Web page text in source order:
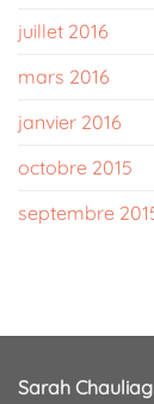
juillet 2016
mars 2016
janvier 2016
octobre 2015
septembre
Sarah